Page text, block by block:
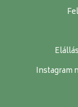
Instagram